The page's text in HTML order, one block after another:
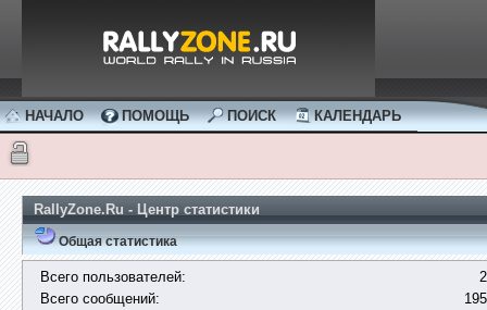
НАЧАЛО ПОМОЩЬ ПОИСК КАЛЕНДАРЬ
RallyZone.Ru - Центр статистики
Общая статистика
Всего пользователей:
Всего сообщений: